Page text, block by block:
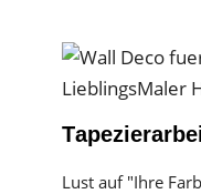
Lust auf "Ihre